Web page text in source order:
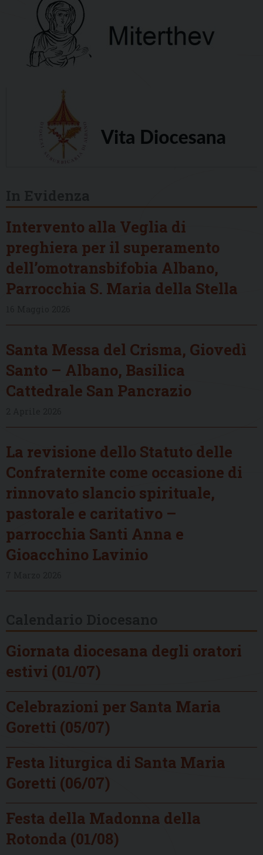
Intervento alla Veglia di
preghiera per il superamento
dell’omotransbifobia Albano,
Parrocchia S. Maria della Stella
Santa Messa del Crisma, Giovedì
Santo – Albano, Basilica
Cattedrale San Pancrazio
La revisione dello Statuto delle
Confraternite come occasione di
rinnovato slancio spirituale,
pastorale e caritativo –
parrocchia Santi Anna e
Gioacchino Lavinio
Giornata diocesana degli oratori
estivi (01/07)
Celebrazioni per Santa Maria
Goretti (05/07)
Festa liturgica di Santa Maria
Goretti (06/07)
Festa della Madonna della
Rotonda (01/08)